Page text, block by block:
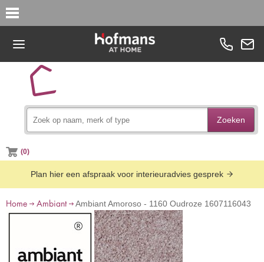
Zoeken
(0)
Plan hier een afspraak voor interieuradvies gesprek
Home Ambiant Ambiant Amoroso - 1160 Oudroze 1607116043